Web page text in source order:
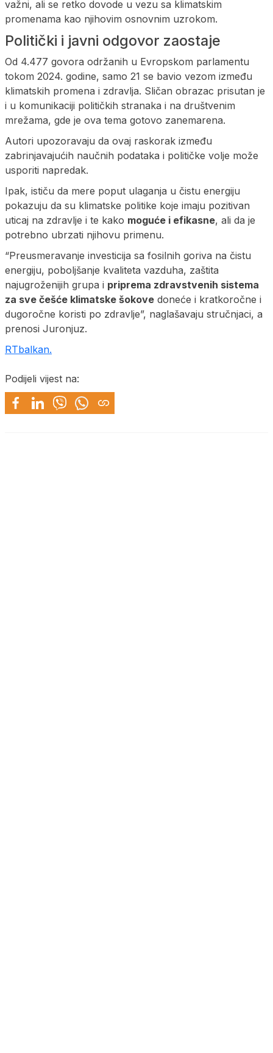
važni, ali se retko dovode u vezu sa klimatskim
promenama kao njihovim osnovnim uzrokom.
Politički i javni odgovor zaostaje
Od 4.477 govora održanih u Evropskom parlamentu
tokom 2024. godine, samo 21 se bavio vezom između
klimatskih promena i zdravlja. Sličan obrazac prisutan je
i u komunikaciji političkih stranaka i na društvenim
mrežama, gde je ova tema gotovo zanemarena.
Autori upozoravaju da ovaj raskorak između
zabrinjavajućih naučnih podataka i političke volje može
usporiti napredak.
Ipak, ističu da mere poput ulaganja u čistu energiju
pokazuju da su klimatske politike koje imaju pozitivan
uticaj na zdravlje i te kako moguće i efikasne, ali da je
potrebno ubrzati njihovu primenu.
“Preusmeravanje investicija sa fosilnih goriva na čistu
energiju, poboljšanje kvaliteta vazduha, zaštita
najugroženijih grupa i priprema zdravstvenih sistema
za sve češće klimatske šokove doneće i kratkoročne i
dugoročne koristi po zdravlje”, naglašavaju stručnjaci, a
prenosi Juronjuz.
RTbalkan.
Podijeli vijest na: